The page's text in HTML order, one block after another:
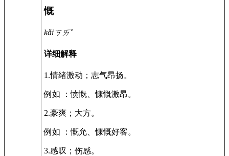
慨
kǎiㄎㄞˇ
详细解释
1.情绪激动；志气昂扬。
例如 ：愤慨、慷慨激昂。
2.豪爽；大方。
例如 ：慨允、慷慨好客。
3.感叹；伤感。